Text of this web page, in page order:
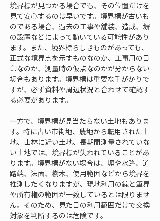
境界標が見つかる場合でも、その位置だけを
見て安心するのは早いです。境界標が古いも
のである場合、過去の工事や舗装、造成、塀
の設置などによって動いている可能性があり
ます。また、境界標らしきものがあっても、
正式な境界点を示すものなのか、工事用の目
印なのか、測量時の仮点なのかが分からない
場合もあります。境界標は重要な手がかりで
すが、必ず資料や周辺状況と合わせて確認す
る必要があります。
一方で、境界標が見当たらない土地もありま
す。特に古い市街地、農地から転用された土
地、山林に近い土地、長期間測量されていな
い土地では、境界標が失われていることがあ
ります。境界標がない場合は、塀や水路、道
路端、法面、樹木、使用範囲などから境界を
推測したくなりますが、現地利用の線と筆界
や所有権の範囲が一致しているとは限りませ
ん。そのため、見た目の利用範囲だけで交換
対象を判断するのは危険です。